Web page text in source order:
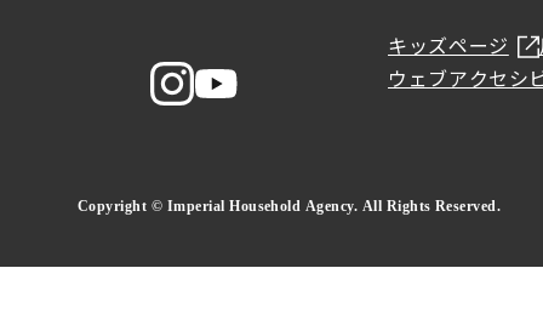
キッズページ
ウェブアクセシ
Copyright © Imperial Household Agency. All Rights Reserved.